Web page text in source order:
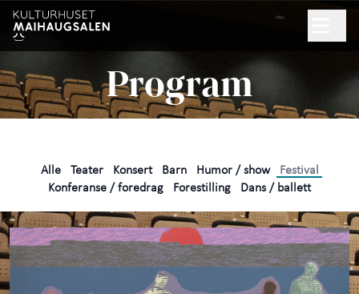
Hopp til hovedinnhold
Søk
NYHETSBREV
Program
Praktisk informasjon +
Arrangør +
Program
Alle Teater Konsert Barn Humor / show
Festival
Konferanse / foredrag
Forestilling Dans / ballett